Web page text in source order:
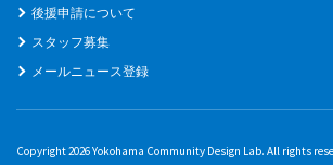
後援申請について
スタッフ募集
メールニュース登録
Copyright 2026 Yokohama Community Design Lab. All rights